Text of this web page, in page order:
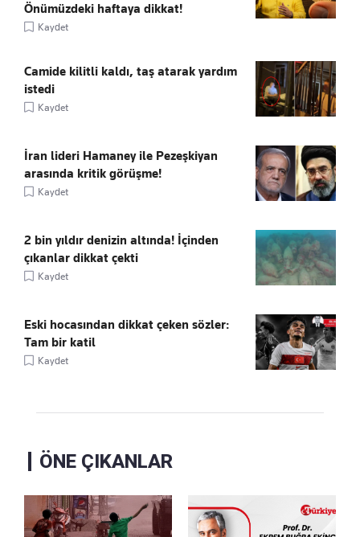
Önümüzdeki haftaya dikkat!
Kaydet
Camide kilitli kaldı, taş atarak yardım
istedi
Kaydet
İran lideri Hamaney ile Pezeşkiyan
arasında kritik görüşme!
Kaydet
2 bin yıldır denizin altında! İçinden
çıkanlar dikkat çekti
Kaydet
Eski hocasından dikkat çeken sözler:
Tam bir katil
Kaydet
ÖNE ÇIKANLAR